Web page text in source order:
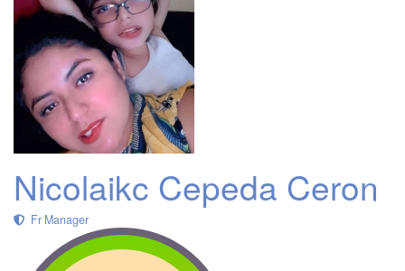
Nicolaikc Cepeda Ceron
Fr Manager